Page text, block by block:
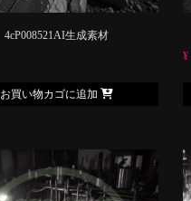
4cP008521AI生成素材
お買い物カゴに追加
¥